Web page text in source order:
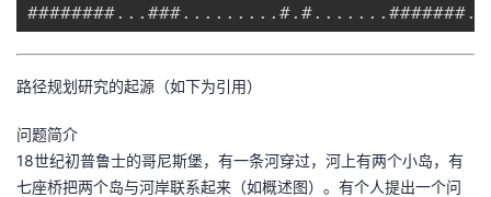
路径规划研究的起源（如下为引用）
问题简介
18世纪初普鲁士的哥尼斯堡，有一条河穿过，河上有两个小岛，有
七座桥把两个岛与河岸联系起来（如概述图）。有个人提出一个问